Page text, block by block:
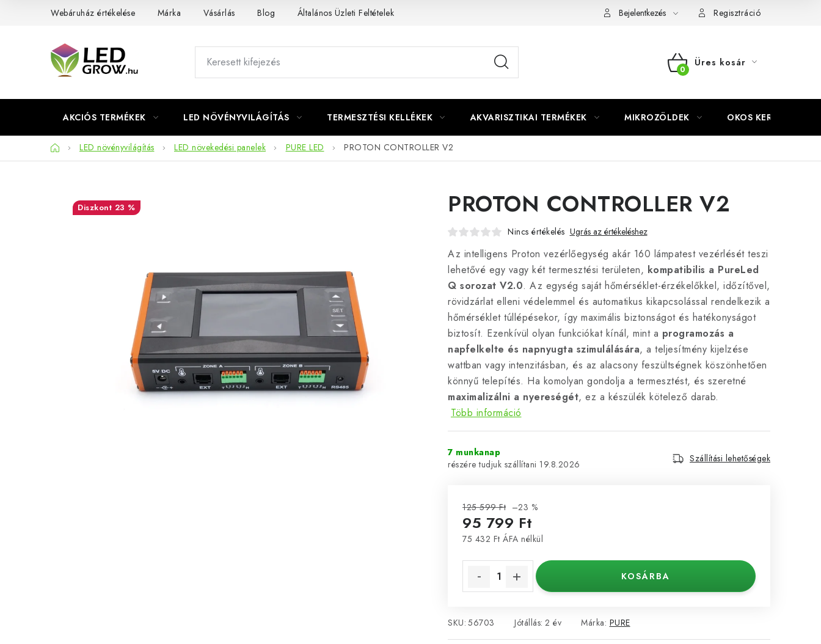
Webáruház értékelése Márka Vásárlás Blog Általános Üzleti Feltételek Bejelentkezés Regisztráció
KOSÁR
Üres kosár
AKCIÓS TERMÉKEK LED NÖVÉNYVILÁGÍTÁS TERMESZTÉSI KELLÉKEK AKVARISZTIKAI TERMÉKEK MIKROZÖLDEK OKOS KERT
KezdőlapLED növényvilágítás LED növekedési panelek PURE LED PROTON CONTROLLER V2
PROTON CONTROLLER V2
Nincs értékelés Ugrás az értékeléshez
Az intelligens Proton vezérlőegység akár 160 lámpatest vezérlését teszi
lehetővé egy vagy két termesztési területen, kompatibilis a PureLed
Q sorozat V2.0. Az egység saját hőmérséklet-érzékelőkkel, időzítővel,
rövidzárlat elleni védelemmel és automatikus kikapcsolással rendelkezik a
hőmérséklet túllépésekor, így maximális biztonságot és hatékonyságot
biztosít. Ezenkívül olyan funkciókat kínál, mint a programozás a
napfelkelte és napnyugta szimulálására, a teljesítmény kijelzése
wattban vagy intenzitásban, és az alacsony feszültségnek köszönhetően
könnyű telepítés. Ha komolyan gondolja a termesztést, és szeretné
maximalizálni a nyereségét, ez a készülék kötelező darab.
Több információ
7 munkanap
19.8.2026
Szállítási lehetőségek
125 599 Ft –23 %
95 799 Ft
75 432 Ft ÁFA nélkül
KOSÁRBA
SKU: 56703 Márka: PURE
Jótállás: 2 év
23 %